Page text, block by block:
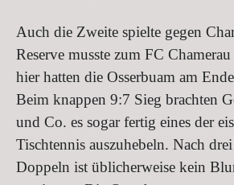
Auch die Zweite spielte gegen
Reserve musste zum FC
hier hatten die Osserbuam am
Beim knappen 9:7 Sieg brachten
und Co. es sogar fertig eines der
Tischtennis auszuhebeln. Nach
Doppeln ist üblicherweise kein